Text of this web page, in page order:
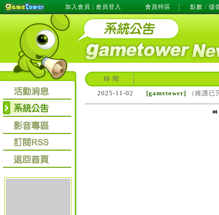
加入會員 | 會員登入 會員特區 點數 / 儲
時 間
2025-11-02
[gametower] （維護